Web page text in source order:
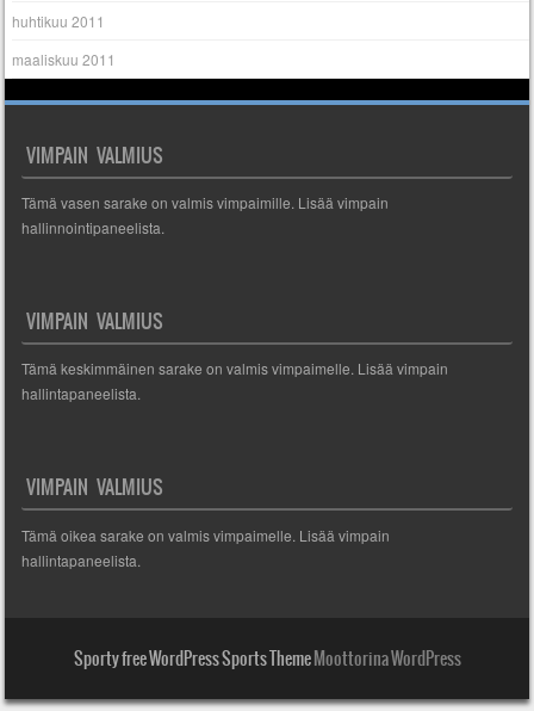
huhtikuu 2011
maaliskuu 2011
VIMPAIN VALMIUS
Tämä vasen sarake on valmis vimpaimille. Lisää vimpain
hallinnointipaneelista.
VIMPAIN VALMIUS
Tämä keskimmäinen sarake on valmis vimpaimelle. Lisää vimpain
hallintapaneelista.
VIMPAIN VALMIUS
Tämä oikea sarake on valmis vimpaimelle. Lisää vimpain
hallintapaneelista.
Sporty free WordPress Sports ThemeMoottorina WordPress